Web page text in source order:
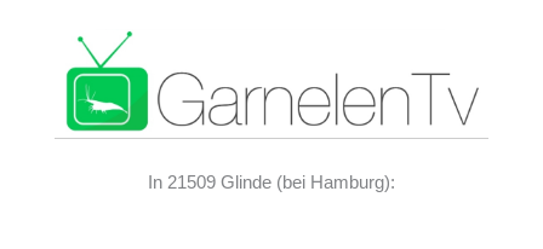
In 21509 Glinde (bei Hamburg):